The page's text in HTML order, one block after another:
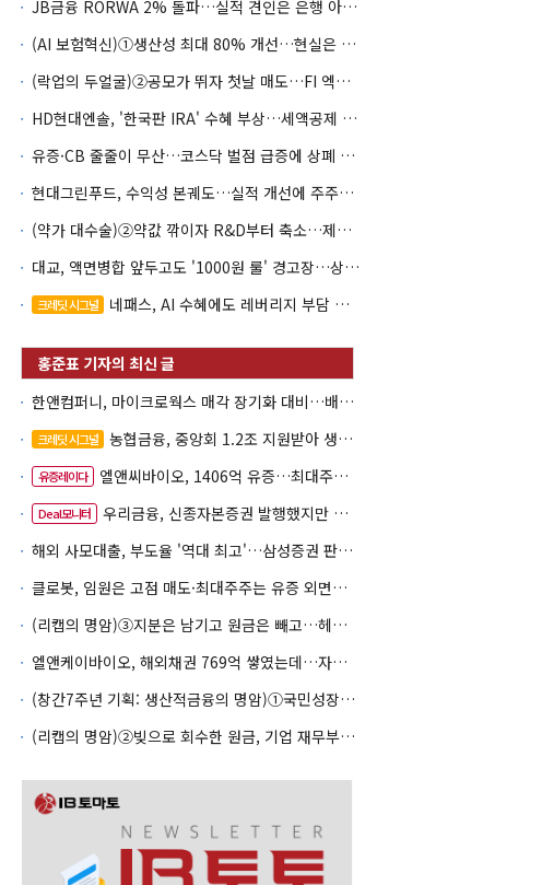
JB금융 RORWA 2% 돌파…실적 견인은 은행 아닌 캐피탈
(AI 보험혁신)①생산성 최대 80% 개선…현실은 '실행 격차'
(락업의 두얼굴)②공모가 뛰자 첫날 매도…FI 엑시트 전략 갈렸다
HD현대엔솔, '한국판 IRA' 수혜 부상…세액공제 선택이 변수
유증·CB 줄줄이 무산…코스닥 벌점 급증에 상폐 압박
현대그린푸드, 수익성 본궤도…실적 개선에 주주환원까지
(약가 대수술)②약값 깎이자 R&D부터 축소…제약업계 비상경영 돌입
대교, 액면병합 앞두고도 '1000원 룰' 경고장…상장유지 시험대
크레딧 시그널 네패스, AI 수혜에도 레버리지 부담 여전
한앤컴퍼니, 마이크로웍스 매각 장기화 대비…배당 회수판 깔았다
크레딧 시그널 농협금융, 중앙회 1.2조 지원받아 생산적금융 확대
유증레이다 엘앤씨바이오, 1406억 유증…최대주주는 절반만 청약
Deal모니터
우리금융, 신종자본증권 발행했지만 차환금리 '부담'
해외 사모대출, 부도율 '역대 최고'…삼성증권 판매상품도 환매 불안
클로봇, 임원은 고점 매도·최대주주는 유증 외면…책임투자 도마
(리캡의 명암)③지분은 남기고 원금은 빼고…헤지펀드로 번진 리캡
엘앤케이바이오, 해외채권 769억 쌓였는데…자회사 4곳 자본잠식
(창간7주년 기획: 생산적금융의 명암)①국민성장펀드 자금흐름 해부
(리캡의 명암)②빚으로 회수한 원금, 기업 재무부담으로 남았다